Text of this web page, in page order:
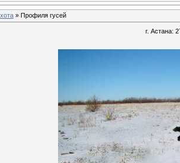
» Профиля гусей
г. Астана: